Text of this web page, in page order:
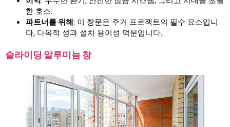
한 호소.
파트너를 위해: 이 창문은 주거 프로젝트의 필수 요소입니
다, 다목적 성과 설치 용이성 덕분입니다.
슬라이딩 알루미늄 창